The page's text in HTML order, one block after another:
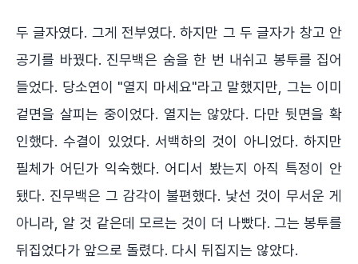
두 글자였다. 그게 전부였다. 하지만 그 두 글자가 창고 안
공기를 바꿨다. 진무백은 숨을 한 번 내쉬고 봉투를 집어
들었다. 당소연이 "열지 마세요"라고 말했지만, 그는 이미
겉면을 살피는 중이었다. 열지는 않았다. 다만 뒷면을 확
인했다. 수결이 있었다. 서백하의 것이 아니었다. 하지만
필체가 어딘가 익숙했다. 어디서 봤는지 아직 특정이 안
됐다. 진무백은 그 감각이 불편했다. 낯선 것이 무서운 게
아니라, 알 것 같은데 모르는 것이 더 나빴다. 그는 봉투를
뒤집었다가 앞으로 돌렸다. 다시 뒤집지는 않았다.